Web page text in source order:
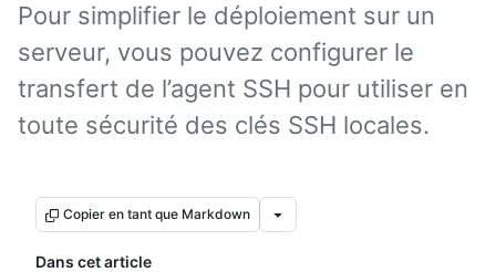
Pour simplifier le déploiement sur un
serveur, vous pouvez configurer le
transfert de l’agent SSH pour utiliser en
toute sécurité des clés SSH locales.
Copier en tant que Markdown
Dans cet article